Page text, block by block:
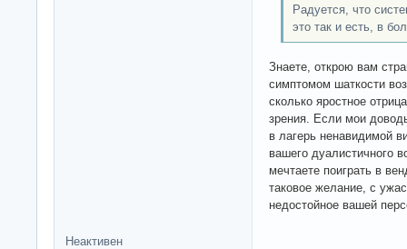
Радуется, что
это так и есть, в
Знаете, открою вам
симптомом шаткости
сколько яростное
зрения. Если мои
в лагерь ненавидимой
вашего дуалистичного
мечтаете поиграть в
таковое желание, с
недостойное вашей
Неактивен